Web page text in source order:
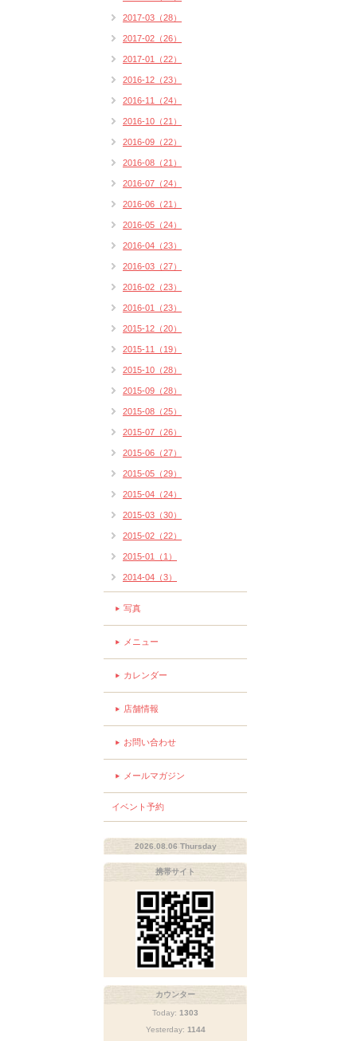
2017-03（28）
2017-02（26）
2017-01（22）
2016-12（23）
2016-11（24）
2016-10（21）
2016-09（22）
2016-08（21）
2016-07（24）
2016-06（21）
2016-05（24）
2016-04（23）
2016-03（27）
2016-02（23）
2016-01（23）
2015-12（20）
2015-11（19）
2015-10（28）
2015-09（28）
2015-08（25）
2015-07（26）
2015-06（27）
2015-05（29）
2015-04（24）
2015-03（30）
2015-02（22）
2015-01（1）
2014-04（3）
写真
メニュー
カレンダー
店舗情報
お問い合わせ
メールマガジン
イベント予約
2026.08.06 Thursday
携帯サイト
カウンター
Today: 1303
Yesterday: 1144